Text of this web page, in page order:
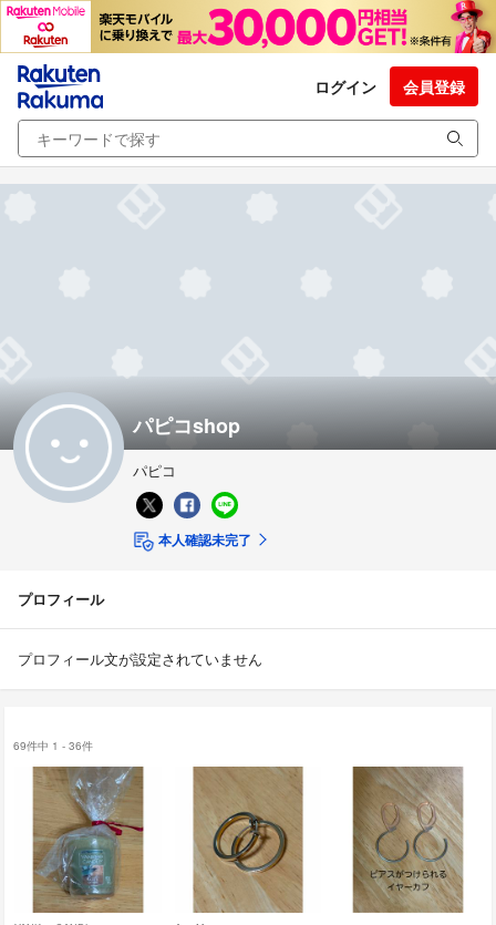
ログイン 会員登録
パピコshop
パピコ
本人確認未完了
プロフィール
プロフィール文が設定されていません
69件中 1 - 36件